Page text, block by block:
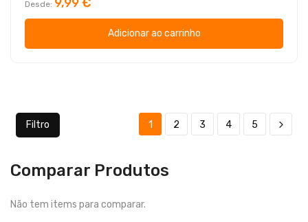
Desde
Adicionar ao carrinho
Filtro 1 2 3 4 5
Comparar Produtos
Não tem items para comparar.